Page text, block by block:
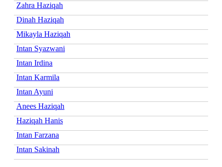
Zahra Haziqah
Dinah Haziqah
Mikayla Haziqah
Intan Syazwani
Intan Irdina
Intan Karmila
Intan Ayuni
Anees Haziqah
Haziqah Hanis
Intan Farzana
Intan Sakinah